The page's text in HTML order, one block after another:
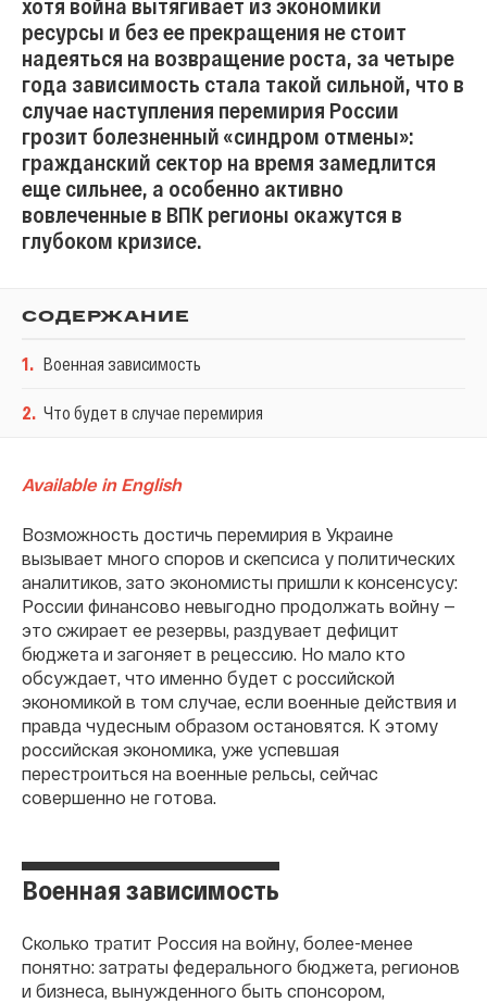
хотя война вытягивает из экономики
ресурсы и без ее прекращения не стоит
надеяться на возвращение роста, за четыре
года зависимость стала такой сильной, что в
случае наступления перемирия России
грозит болезненный «синдром отмены»:
гражданский сектор на время замедлится
еще сильнее, а особенно активно
вовлеченные в ВПК регионы окажутся в
глубоком кризисе.
СОДЕРЖАНИЕ
1. Военная зависимость
2. Что будет в случае перемирия
Available in English
Возможность достичь перемирия в Украине
вызывает много споров и скепсиса у политических
аналитиков, зато экономисты пришли к консенсусу:
России финансово невыгодно продолжать войну —
это сжирает ее резервы, раздувает дефицит
бюджета и загоняет в рецессию. Но мало кто
обсуждает, что именно будет с российской
экономикой в том случае, если военные действия и
правда чудесным образом остановятся. К этому
российская экономика, уже успевшая
перестроиться на военные рельсы, сейчас
совершенно не готова.
Военная зависимость
Сколько тратит Россия на войну, более-менее
понятно: затраты федерального бюджета, регионов
и бизнеса, вынужденного быть спонсором,